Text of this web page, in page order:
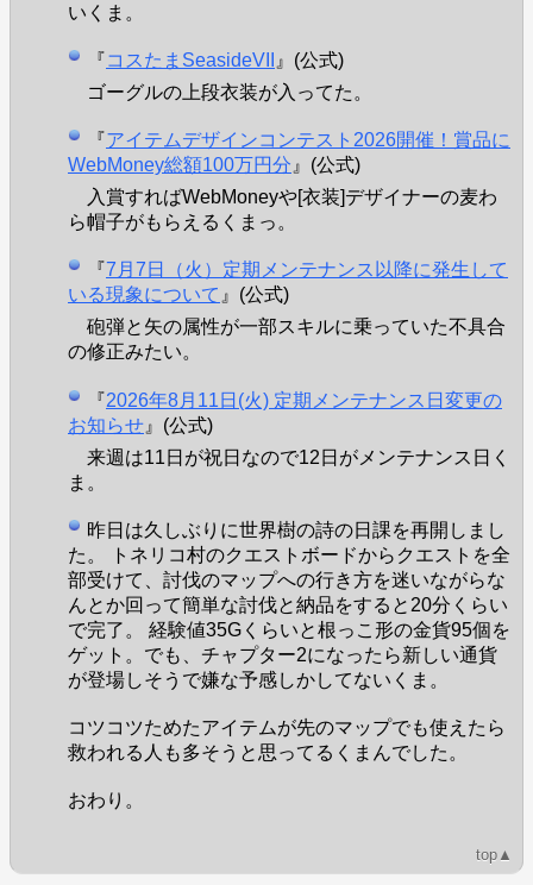
いくま。
『コスたまSeasideVII
』(公式)
ゴーグルの上段衣装が入ってた。
『アイテムデザインコンテスト2026開催！賞品に
WebMoney総額100万円分 』(公式)
入賞すればWebMoneyや[衣装]デザイナーの麦わ
ら帽子がもらえるくまっ。
『7月7日（火）定期メンテナンス以降に発生して
いる現象について 』(公式)
砲弾と矢の属性が一部スキルに乗っていた不具合
の修正みたい。
『2026年8月11日(火) 定期メンテナンス日変更の
お知らせ 』(公式)
来週は11日が祝日なので12日がメンテナンス日く
ま。
昨日は久しぶりに世界樹の詩の日課を再開しまし
た。 トネリコ村のクエストボードからクエストを全
部受けて、討伐のマップへの行き方を迷いながらな
んとか回って簡単な討伐と納品をすると20分くらい
で完了。 経験値35Gくらいと根っこ形の金貨95個を
ゲット。でも、チャプター2になったら新しい通貨
が登場しそうで嫌な予感しかしてないくま。
コツコツためたアイテムが先のマップでも使えたら
救われる人も多そうと思ってるくまんでした。
おわり。
top▲